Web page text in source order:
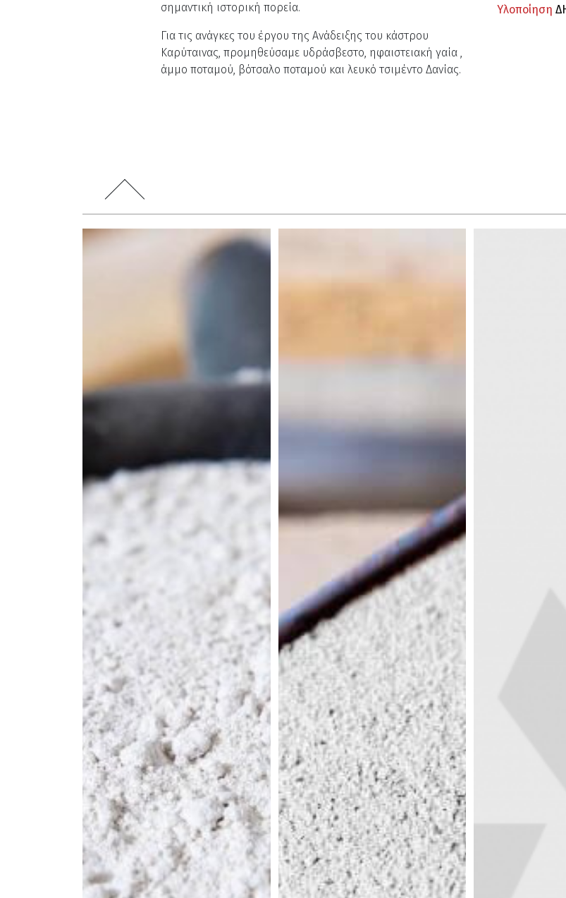
σημαντική ιστορική πορεία.
Για τις ανάγκες του έργου της Ανάδειξης του κάστρου
Καρύταινας, προμηθεύσαμε υδράσβεστο, ηφαιστειακή γαία ,
άμμο ποταμού, βότσαλο ποταμού και λευκό τσιμέντο Δανίας.
Υλοποίηση